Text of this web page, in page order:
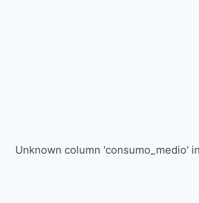
Unknown column 'consumo_medio'